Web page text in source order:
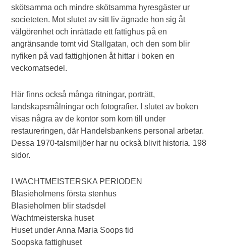
skötsamma och mindre skötsamma hyresgäster ur
societeten. Mot slutet av sitt liv ägnade hon sig åt
välgörenhet och inrättade ett fattighus på en
angränsande tomt vid Stallgatan, och den som blir
nyfiken på vad fattighjonen åt hittar i boken en
veckomatsedel.
Här finns också många ritningar, porträtt,
landskapsmålningar och fotografier. I slutet av boken
visas några av de kontor som kom till under
restaureringen, där Handelsbankens personal arbetar.
Dessa 1970-talsmiljöer har nu också blivit historia. 198
sidor.
I WACHTMEISTERSKA PERIODEN
Blasieholmens första stenhus
Blasieholmen blir stadsdel
Wachtmeisterska huset
Huset under Anna Maria Soops tid
Soopska fattighuset